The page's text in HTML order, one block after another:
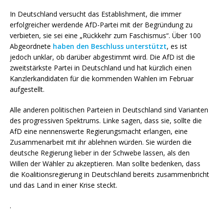
In Deutschland versucht das Establishment, die immer
erfolgreicher werdende AfD-Partei mit der Begründung zu
verbieten, sie sei eine „Rückkehr zum Faschismus“. Über 100
Abgeordnete haben den Beschluss unterstützt, es ist
jedoch unklar, ob darüber abgestimmt wird. Die AfD ist die
zweitstärkste Partei in Deutschland und hat kürzlich einen
Kanzlerkandidaten für die kommenden Wahlen im Februar
aufgestellt.
Alle anderen politischen Parteien in Deutschland sind Varianten
des progressiven Spektrums. Linke sagen, dass sie, sollte die
AfD eine nennenswerte Regierungsmacht erlangen, eine
Zusammenarbeit mit ihr ablehnen würden. Sie würden die
deutsche Regierung lieber in der Schwebe lassen, als den
Willen der Wähler zu akzeptieren. Man sollte bedenken, dass
die Koalitionsregierung in Deutschland bereits zusammenbricht
und das Land in einer Krise steckt.
.